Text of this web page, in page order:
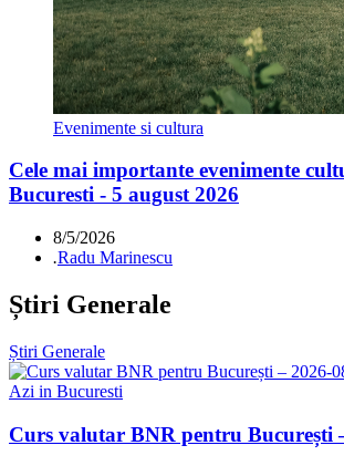
Evenimente si cultura
Cele mai importante evenimente
Bucuresti - 5 august 2026
8/5/2026
.Radu Marinescu
Știri Generale
Știri Generale
Azi in Bucuresti
Curs valutar BNR pentru București